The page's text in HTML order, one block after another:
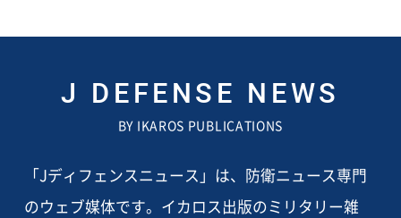
J DEFENSE NEWS
BY IKAROS PUBLICATIONS
「Jディフェンスニュース」は、防衛ニュース専門
のウェブ媒体です。イカロス出版のミリタリー雑